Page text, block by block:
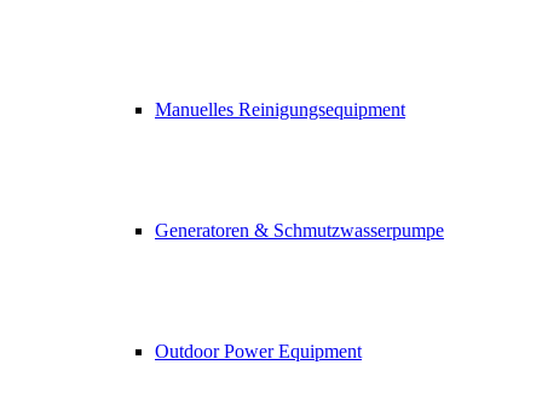
Manuelles Reinigungsequipment
Generatoren & Schmutzwasserpumpe
Outdoor Power Equipment